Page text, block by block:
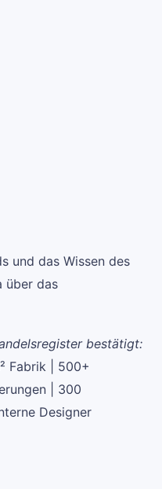
und das Wissen des
über das
bestätigt:
Fabrik | 500+
| 300
Designer